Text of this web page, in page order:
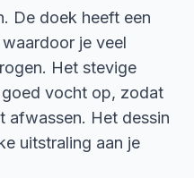
De doek heeft een
je veel
Het stevige
vocht op, zodat
afwassen. Het dessin
uitstraling aan je